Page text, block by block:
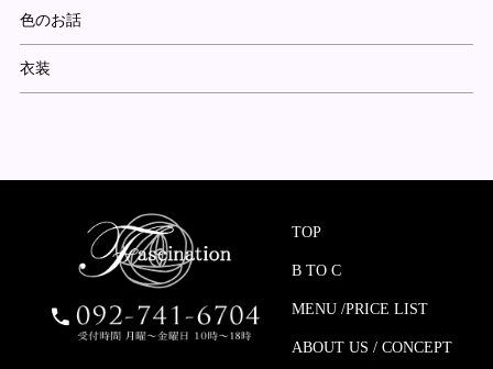
色のお話
衣装
TOP
B TO C
MENU /PRICE LIST
ABOUT US / CONCEPT